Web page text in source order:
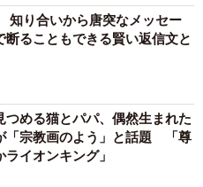
知り合いから唐突なメッセー
ることもできる賢い返信文と
つめる猫とパパ、偶然生まれた
「宗教画のよう」と話題 「尊
イオンキング」